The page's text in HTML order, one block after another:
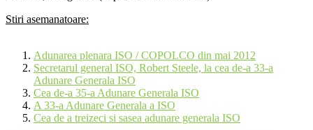
Stiri asemanatoare:
Adunarea plenara ISO / COPOLCO din mai 2012
Secretarul general ISO, Robert Steele, la cea de-a 33-a
Adunare Generala ISO
Cea de-a 35-a Adunare Generala ISO
A 33-a Adunare Generala a ISO
Cea de a treizeci si sasea adunare generala ISO